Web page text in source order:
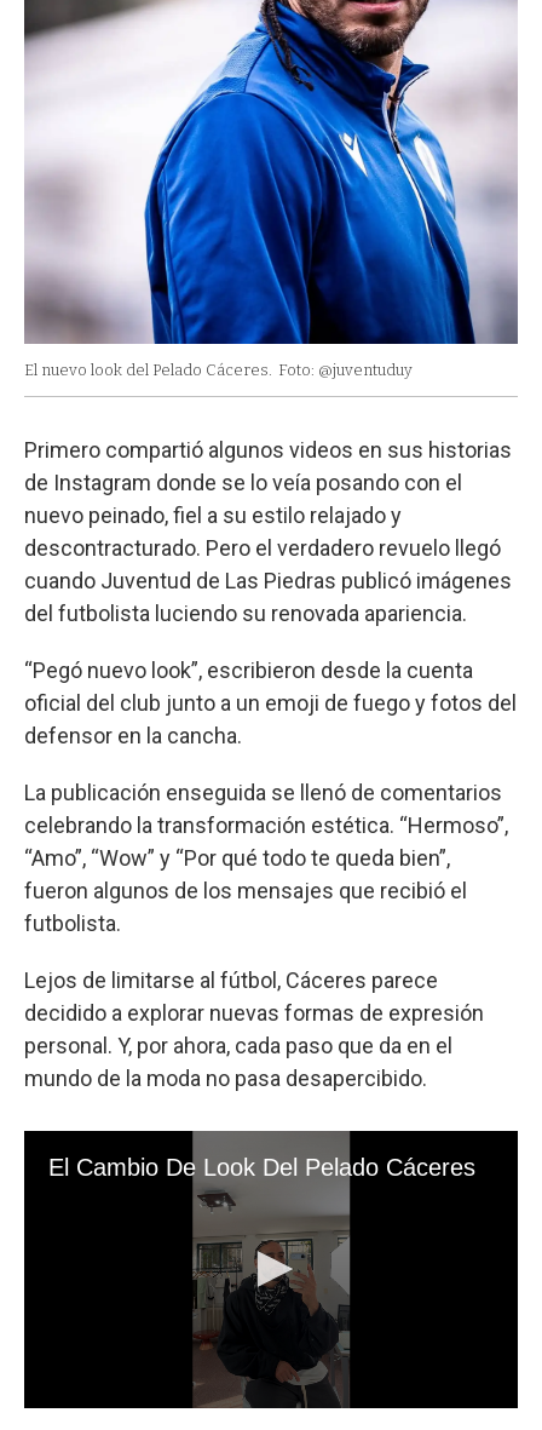
El nuevo look del Pelado Cáceres. Foto: @juventuduy
Primero compartió algunos videos en sus historias
de Instagram donde se lo veía posando con el
nuevo peinado, fiel a su estilo relajado y
descontracturado. Pero el verdadero revuelo llegó
cuando Juventud de Las Piedras publicó imágenes
del futbolista luciendo su renovada apariencia.
“Pegó nuevo look”, escribieron desde la cuenta
oficial del club junto a un emoji de fuego y fotos del
defensor en la cancha.
La publicación enseguida se llenó de comentarios
celebrando la transformación estética. “Hermoso”,
“Amo”, “Wow” y “Por qué todo te queda bien”,
fueron algunos de los mensajes que recibió el
futbolista.
Lejos de limitarse al fútbol, Cáceres parece
decidido a explorar nuevas formas de expresión
personal. Y, por ahora, cada paso que da en el
mundo de la moda no pasa desapercibido.